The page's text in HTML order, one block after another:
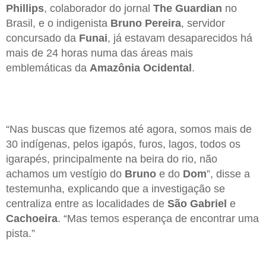
Phillips, colaborador do jornal The Guardian no
Brasil, e o indigenista Bruno Pereira, servidor
concursado da Funai, já estavam desaparecidos há
mais de 24 horas numa das áreas mais
emblemáticas da Amazônia Ocidental.
“Nas buscas que fizemos até agora, somos mais de
30 indígenas, pelos igapós, furos, lagos, todos os
igarapés, principalmente na beira do rio, não
achamos um vestígio do Bruno e do Dom”, disse a
testemunha, explicando que a investigação se
centraliza entre as localidades de São Gabriel e
Cachoeira. “Mas temos esperança de encontrar uma
pista.”